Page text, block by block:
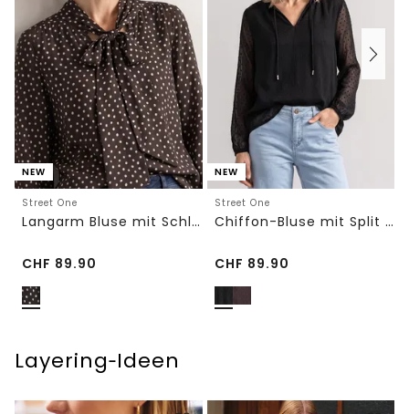
NEW
Street One
Langarm Bluse mit Schleifendetail
CHF 89.90
NEW
Street One
Chiffon-Bluse mit Split Neck und Bändern
CHF 89.90
Layering‑Ideen